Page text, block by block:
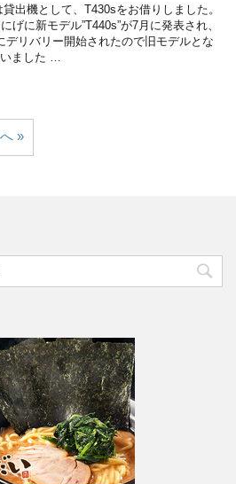
出機として、T430sをお借りしました。
げに新モデル”T440s”が7月に発表され、
デリバリー開始されたので旧モデルとな
いました …
»